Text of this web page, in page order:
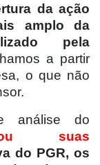
da ação
amplo da
pela
a partir
o que não
análise do
suas
do PGR, os